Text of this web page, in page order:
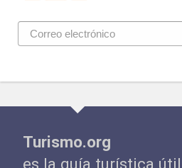
Turismo.org
es la guía turística